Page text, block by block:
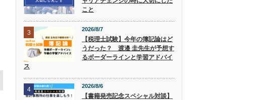
こと
3 2026/8/7
【税理士試験】今年の簿記論はど
うだった？ 渡邉 圭先生が予想す
るボーダーラインと学習アドバイ
ス
4 2026/8/6
【書籍発売記念スペシャル対談】